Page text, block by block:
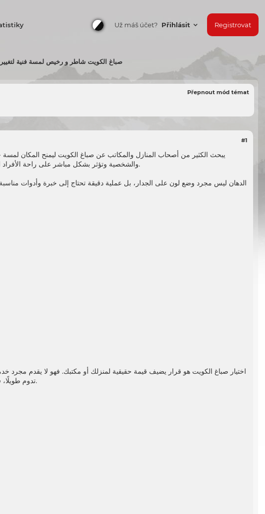
Už máš účet? Přihlásit Registrovat
صباغ الكويت شاطر و رخيص لمسة فنية
Přepnout mód témat
#1
يبحث الكثير من أصحاب المنازل والمكاتب عن صباغ الكويت ليمنح المكان
والشخصية وتؤثر بشكل مباشر على راحة الأفرادهو الخطوة الأولى للحصول على نتائج مرضية وديكور أنيق.
الدهان ليس مجرد وضع لون على الجدار، بل عملية دقيقة تحتاج إلى خبرة وأدوات
اختيار صباغ الكويت هو قرار يضيف قيمة حقيقية لمنزلك أو مكتبك. فهو لا يقدم
تدوم طويلًا، فإن الاعتماد على صباغ شاطر سيكون الخيار الأمثل لتحويل الجدران إلى لوحات فنية تبهر الجميع.